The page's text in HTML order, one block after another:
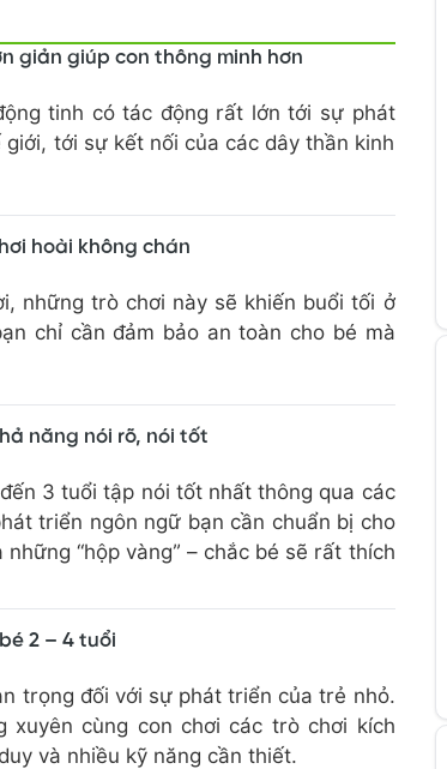
giản giúp con thông minh hơn
tinh có tác động rất lớn tới sự phát
tới sự kết nối của các dây thần kinh
hoài không chán
những trò chơi này sẽ khiến buổi tối ở
chỉ cần đảm bảo an toàn cho bé mà
năng nói rõ, nói tốt
3 tuổi tập nói tốt nhất thông qua các
triển ngôn ngữ bạn cần chuẩn bị cho
“hộp vàng” – chắc bé sẽ rất thích
2 – 4 tuổi
trọng đối với sự phát triển của trẻ nhỏ.
xuyên cùng con chơi các trò chơi kích
và nhiều kỹ năng cần thiết.